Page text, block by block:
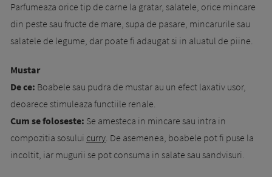
Parfumeaza orice tip de carne la gratar, salatele, orice mincare
din peste sau fructe de mare, supa de pasare, mincarurile sau
salatele de legume, dar poate fi adaugat si in aluatul de piine.
Mustar
De ce: Boabele sau pudra de mustar au un e­fect laxativ usor,
deoarece stimuleaza func­tii­le renale.
Cum se foloseste: Se amesteca in mincare sau intra in
compozitia sosului curry. De asemenea, boabele pot fi puse la
incoltit, iar mugurii se pot consuma in salate sau sandvisuri.